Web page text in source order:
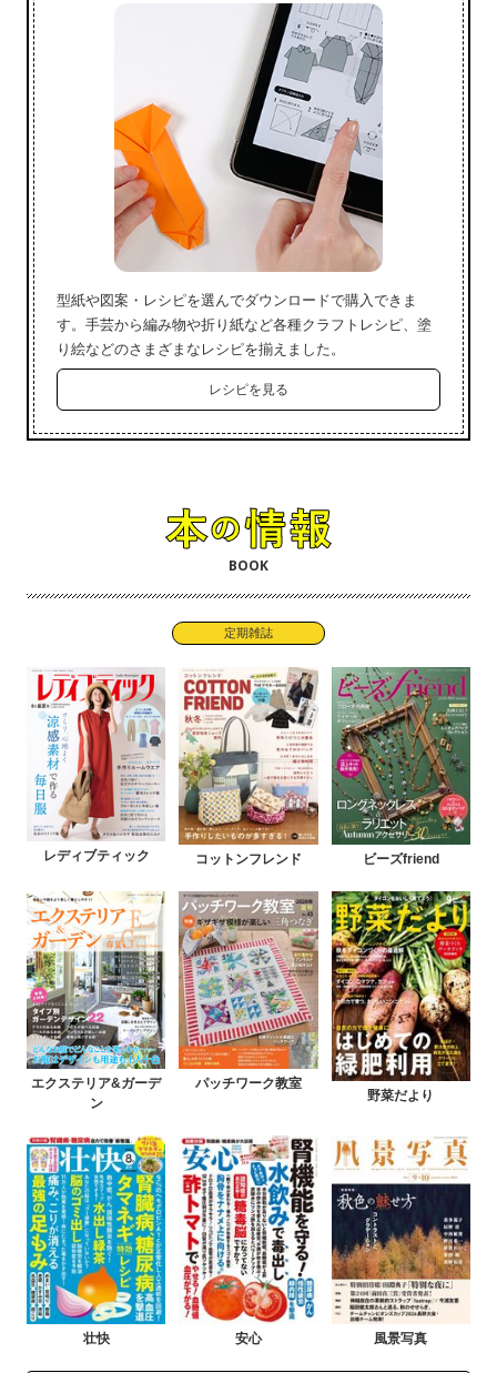
型紙や図案・レシピを選んでダウンロードで購入できま
す。手芸から編み物や折り紙など各種クラフトレシピ、塗
り絵などのさまざまなレシピを揃えました。
レシピを見る
BOOK
定期雑誌
レディブティック コットンフレンド ビーズfriend
エクステリア&ガーデ
ン
パッチワーク教室
野菜だより
壮快 安心 風景写真